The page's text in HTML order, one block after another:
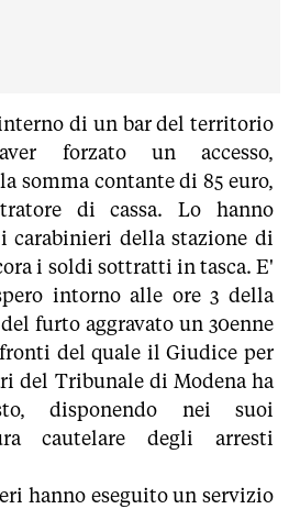
di un bar del territorio
forzato un accesso,
somma contante di 85 euro,
di cassa. Lo hanno
carabinieri della stazione di
i soldi sottratti in tasca. E'
intorno alle ore 3 della
furto aggravato un 30enne
del quale il Giudice per
del Tribunale di Modena ha
disponendo nei suoi
cautelare degli arresti
hanno eseguito un servizio